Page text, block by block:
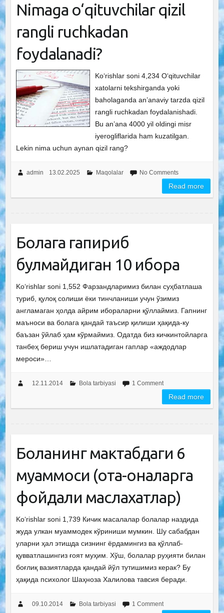
Nimaga o‘qituvchilar qizil
rangli ruchkadan
foydalanadi?
Ko‘rishlar soni 4,234 O‘qituvchilar
xatolarni tekshirganda yoki
baholaganda an’anaviy tarzda qizil
rangli ruchkadan foydalanishadi.
Bu an’ana 4000 yil oldingi misr
iyerogliflarida ham kuzatilgan.
Lekin nima uchun aynan qizil rang?
admin 13.02.2025 Maqolalar No Comments
Read more
Болага гапириб
булмайдиган 10 ибора
Ko‘rishlar soni 1,552 Фарзандларимиз билан суҳбатлаша
туриб, қулоқ солиши ёки тинчланиши учун ўзимиз
англамаган ҳолда айрим ибораларни қўллаймиз. Гапнинг
маъноси ва болага қандай таъсир қилиши ҳақида-ку
баъзан ўйлаб ҳам кўрмаймиз. Одатда биз кичкинтойларга
танбеҳ бериш учун ишлатадиган гаплар «аждодлар
мероси»…
12.11.2014 Bola tarbiyasi 1 Comment
Read more
Боланинг мактабдаги 6
муаммоси (ота-оналарга
фойдали маслахатлар)
Ko‘rishlar soni 1,739 Кичик масалалар болалар наздида
жуда улкан муаммодек кўриниши мумкин. Шу сабабдан
уларни ҳал этишда сизнинг ёрдамингиз ва қўллаб-
қувватлашингиз ғоят муҳим. Хўш, болалар руҳияти билан
боғлиқ вазиятларда қандай йўл тутишимиз керак? Бу
ҳақида психолог Шаҳноза Халилова тавсия беради.
09.10.2014 Bola tarbiyasi 1 Comment